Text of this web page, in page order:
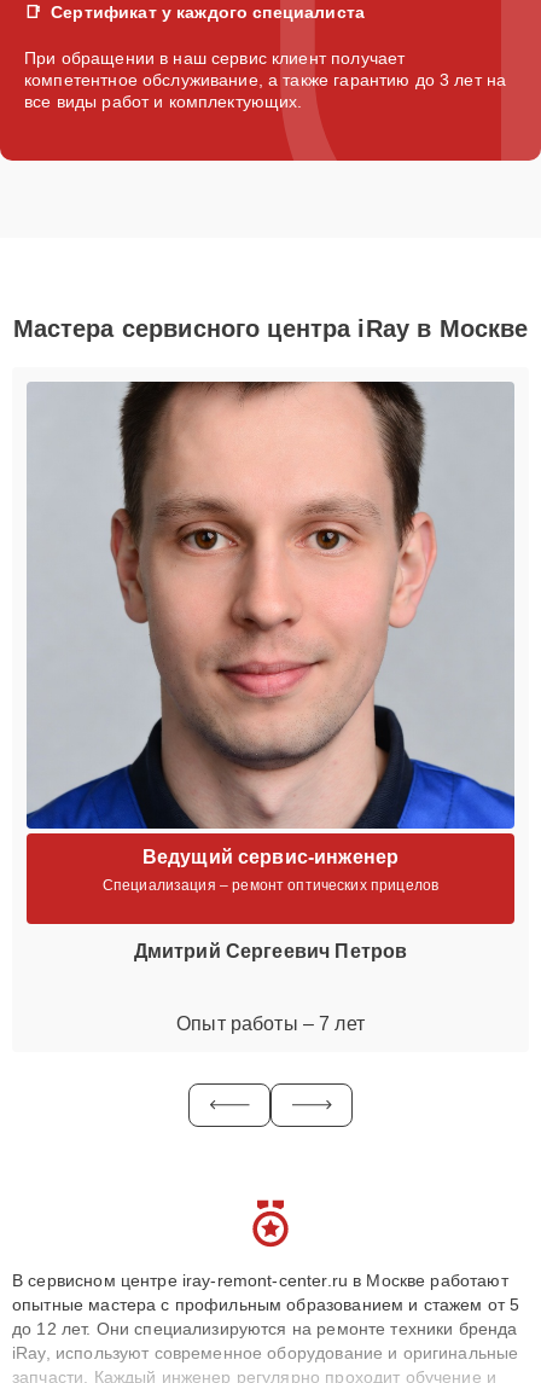
Сертификат у каждого специалиста
При обращении в наш сервис клиент получает
компетентное обслуживание, а также гарантию до 3 лет на
все виды работ и комплектующих.
Мастера сервисного центра iRay в Москве
Ведущий сервис-инженер
Специализация – ремонт оптических прицелов
Дмитрий Сергеевич Петров
Опыт работы – 7 лет
В сервисном центре iray-remont-center.ru в Москве работают
опытные мастера с профильным образованием и стажем от 5
до 12 лет. Они специализируются на ремонте техники бренда
iRay, используют современное оборудование и оригинальные
запчасти. Каждый инженер регулярно проходит обучение и